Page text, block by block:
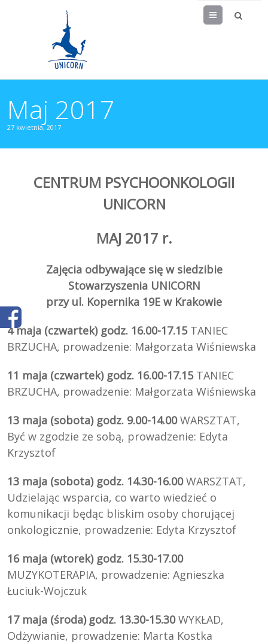
Menu
Maj 2017
27 kwietnia, 2017
CENTRUM PSYCHOONKOLOGII
UNICORN
MAJ 2017 r.
Zajęcia odbywające się w siedzibie
Stowarzyszenia UNICORN
przy ul. Kopernika 19E w Krakowie
4 maja (czwartek) godz. 16.00-17.15 TANIEC
BRZUCHA, prowadzenie: Małgorzata Wiśniewska
11 maja (czwartek) godz. 16.00-17.15 TANIEC
BRZUCHA, prowadzenie: Małgorzata Wiśniewska
13 maja (sobota) godz. 9.00-14.00WARSZTAT,
Być w zgodzie ze sobą, prowadzenie: Edyta
Krzysztof
13 maja (sobota) godz. 14.30-16.00WARSZTAT,
Udzielając wsparcia, co warto wiedzieć o
komunikacji będąc bliskim osoby chorującej
onkologicznie, prowadzenie: Edyta Krzysztof
16 maja (wtorek) godz. 15.30-17.00
MUZYKOTERAPIA, prowadzenie: Agnieszka
Łuciuk-Wojczuk
17 maja (środa)godz. 13.30-15.30WYKŁAD,
Odżywianie, prowadzenie: Marta Kostka